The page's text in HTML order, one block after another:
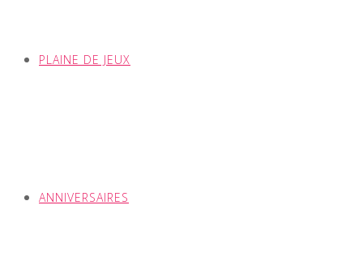
PLAINE DE JEUX
ANNIVERSAIRES